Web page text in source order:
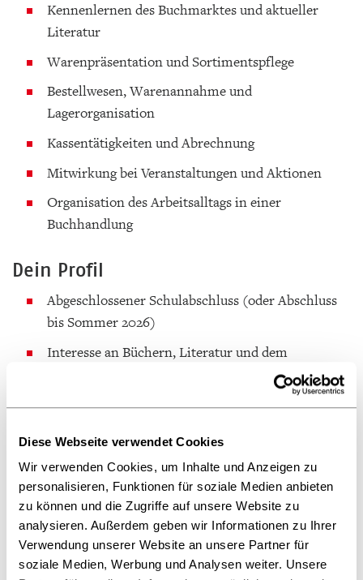
Diese Webseite verwendet Cookies
Wir verwenden Cookies, um Inhalte und Anzeigen zu
personalisieren, Funktionen für soziale Medien anbieten
zu können und die Zugriffe auf unsere Website zu
analysieren. Außerdem geben wir Informationen zu Ihrer
Verwendung unserer Website an unsere Partner für
soziale Medien, Werbung und Analysen weiter. Unsere
Kennenlernen des Buchmarktes und aktueller
Literatur
Warenpräsentation und Sortimentspflege
Bestellwesen, Warenannahme und
Lagerorganisation
Kassentätigkeiten und Abrechnung
Mitwirkung bei Veranstaltungen und Aktionen
Organisation des Arbeitsalltags in einer
Buchhandlung
Dein Profil
Abgeschlossener Schulabschluss (oder Abschluss
bis Sommer 2026)
Interesse an Büchern, Literatur und dem
Freude am Umgang mit Menschen
Freundliches Auftreten und Serviceorientierung
Zuverlässigkeit, Sorgfalt und Lernbereitschaft
Teamfähigkeit und Engagement
Wir bieten
Eine fundierte, abwechslungsreiche 3-jährige